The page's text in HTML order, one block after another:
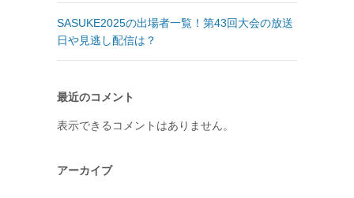
SASUKE2025の出場者一覧！第43回大会の放送
日や見逃し配信は？
最近のコメント
表示できるコメントはありません。
アーカイブ